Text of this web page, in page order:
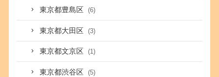
東京都豊島区 (6)
東京都大田区 (3)
東京都文京区 (1)
東京都渋谷区 (5)